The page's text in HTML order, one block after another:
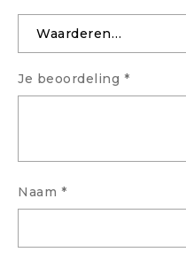
Je beoordeling *
Naam *